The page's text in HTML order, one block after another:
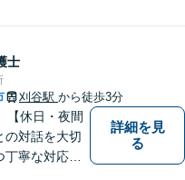
、離婚、企
の顧問に関
相談無料で
士
刈谷駅 から徒歩3分
【休日・夜間
の対話を大切
寧な対応を
詳細を見
る